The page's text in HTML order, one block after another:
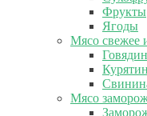
Фрукты
Ягоды
Мясо свежее
Мясо